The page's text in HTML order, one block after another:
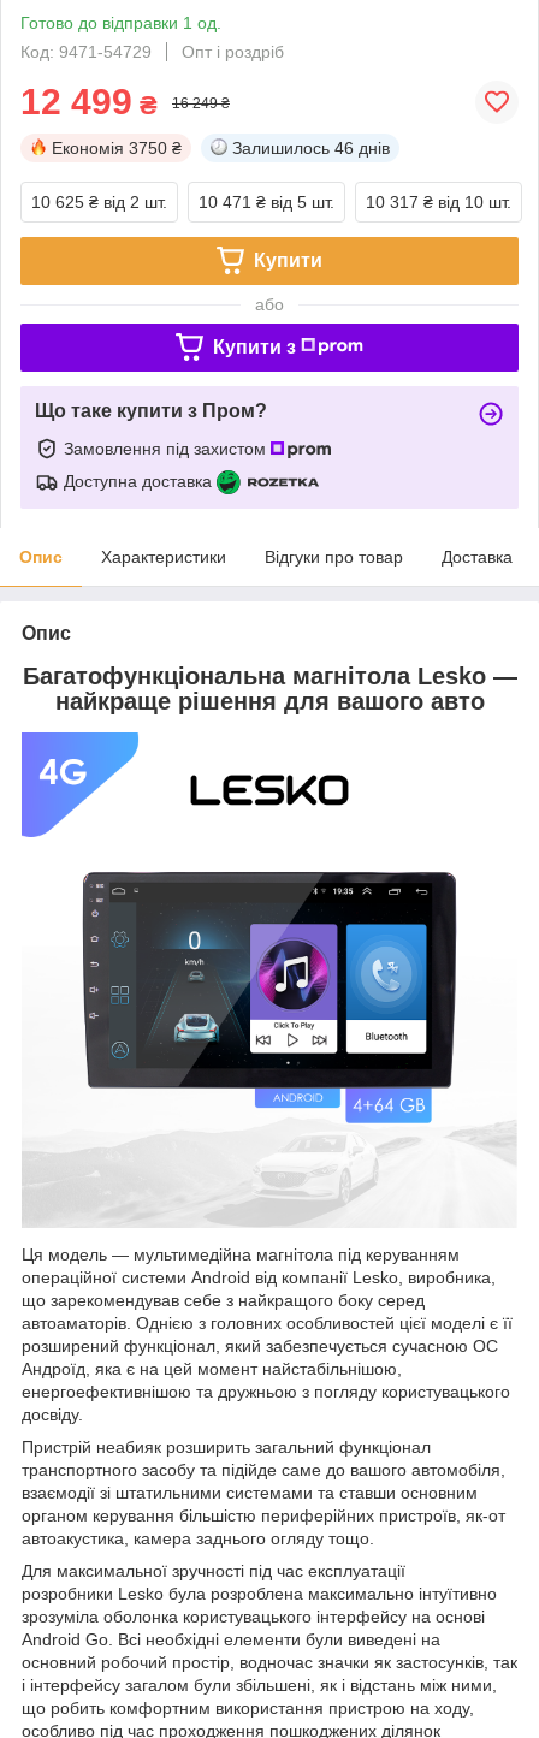
Готово до відправки 1 од.
Код: 9471-54729
Опт і роздріб
12 499 ₴ 16 249 ₴
Економія 3750 ₴ Залишилось 46 днів
10 625 ₴ від 2 шт. 10 471 ₴ від 5 шт. 10 317 ₴ від 10 шт.
Купити
або
Купити з
Що таке купити з Пром?
Замовлення під захистом
Доступна доставка
Опис Характеристики Відгуки про товар Доставка
Опис
Багатофункціональна магнітола Lesko —
найкраще рішення для вашого авто
Ця модель — мультимедійна магнітола під керуванням
операційної системи Android від компанії Lesko, виробника,
що зарекомендував себе з найкращого боку серед
автоаматорів. Однією з головних особливостей цієї моделі є її
розширений функціонал, який забезпечується сучасною ОС
Андроїд, яка є на цей момент найстабільнішою,
енергоефективнішою та дружньою з погляду користувацького
досвіду.
Пристрій неабияк розширить загальний функціонал
транспортного засобу та підійде саме до вашого автомобіля,
взаємодії зі штатильними системами та ставши основним
органом керування більшістю периферійних пристроїв, як-от
автоакустика, камера заднього огляду тощо.
Для максимальної зручності під час експлуатації
розробники Lesko була розроблена максимально інтуїтивно
зрозуміла оболонка користувацького інтерфейсу на основі
Android Go. Всі необхідні елементи були виведені на
основний робочий простір, водночас значки як застосунків, так
і інтерфейсу загалом були збільшені, як і відстань між ними,
що робить комфортним використання пристрою на ходу,
особливо під час проходження пошкоджених ділянок